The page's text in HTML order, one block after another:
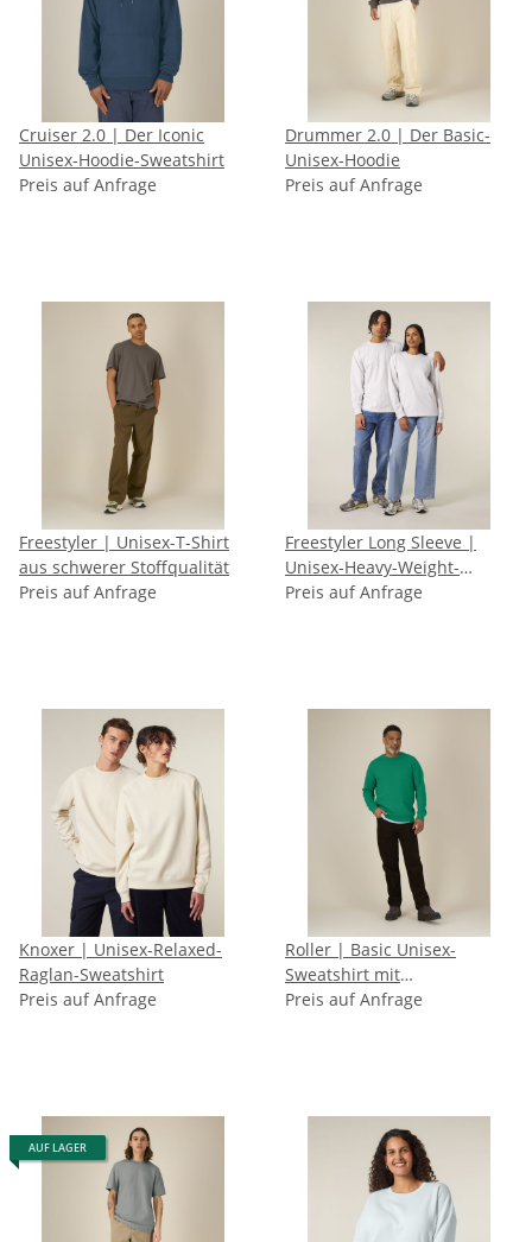
Cruiser 2.0 | Der Iconic
Unisex-Hoodie-Sweatshirt
Preis auf Anfrage
Drummer 2.0 | Der Basic-
Unisex-Hoodie
Preis auf Anfrage
Freestyler | Unisex-T-Shirt
aus schwerer Stoffqualität
Preis auf Anfrage
Freestyler Long Sleeve |
Unisex-Heavy-Weight-
Langarmshirt
Preis auf Anfrage
Knoxer | Unisex-Relaxed-
Raglan-Sweatshirt
Preis auf Anfrage
Roller | Basic Unisex-
Sweatshirt mit
Rundhalsausschnitt
Preis auf Anfrage
AUF LAGER